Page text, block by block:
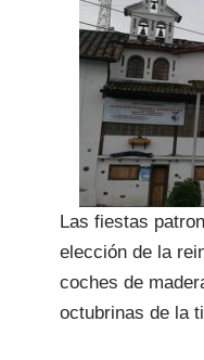
Las fiestas
elección de la
coches de
octubrinas de la